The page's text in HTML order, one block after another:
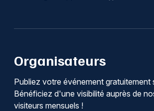
Organisateurs
Publiez votre événement gratuitement
Bénéficiez d'une visibilité auprès de
visiteurs mensuels !